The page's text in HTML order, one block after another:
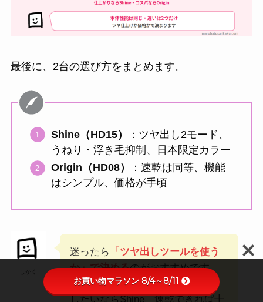
最後に、2台の選び方をまとめます。
Shine（HD15）
：ツヤ出し2モード、
うねり・浮き毛抑制、日本限定カラー
Origin（HD08）
：速乾は同等、機能
はシンプル、価格が手頃
しかく
迷ったら
「ツヤ出しツールを使う
か」で決めるのがおすすめです。
乾かしながらツヤ・まとまりを出
したいならShine、速乾できれば十
お買い物マラソン 8/4～8/11